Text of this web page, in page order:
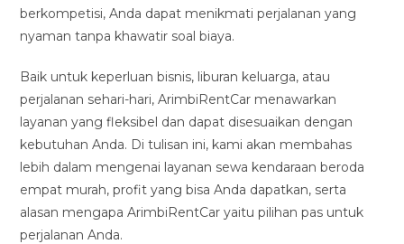
berkompetisi, Anda dapat menikmati perjalanan yang
nyaman tanpa khawatir soal biaya.
Baik untuk keperluan bisnis, liburan keluarga, atau
perjalanan sehari-hari, ArimbiRentCar menawarkan
layanan yang fleksibel dan dapat disesuaikan dengan
kebutuhan Anda. Di tulisan ini, kami akan membahas
lebih dalam mengenai layanan sewa kendaraan beroda
empat murah, profit yang bisa Anda dapatkan, serta
alasan mengapa ArimbiRentCar yaitu pilihan pas untuk
perjalanan Anda.